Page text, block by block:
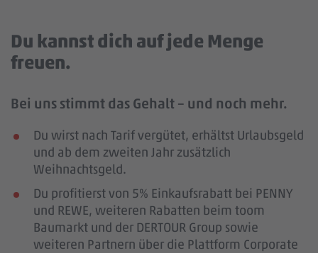
Du kannst dich auf jede Menge
freuen.
Bei uns stimmt das Gehalt – und noch mehr.
Du wirst nach Tarif vergütet, erhältst Urlaubsgeld
und ab dem zweiten Jahr zusätzlich
Weihnachtsgeld.
Du profitierst von 5% Einkaufsrabatt bei PENNY
und REWE, weiteren Rabatten beim toom
Baumarkt und der DERTOUR Group sowie
weiteren Partnern über die Plattform Corporate